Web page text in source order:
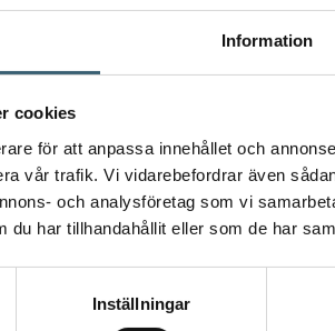
Information
cookies
för att anpassa innehållet och
vår trafik. Vi vidarebefordrar även
och analysföretag som vi
du har tillhandahållit eller som de har
Inställningar